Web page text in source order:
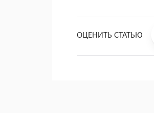
ОЦЕНИТЬ СТАТЬЮ